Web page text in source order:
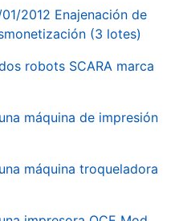
2012 Enajenación de
(3 lotes)
robots SCARA marca
máquina de impresión
máquina troqueladora